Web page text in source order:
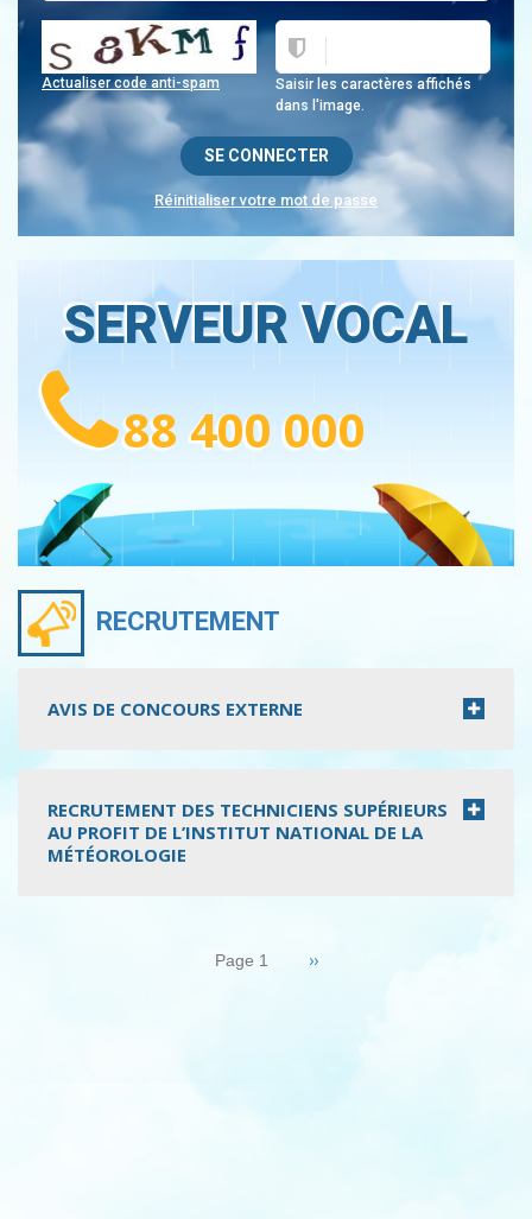
Saisir les caractères affichés
dans l'image.
Actualiser code anti-spam
Réinitialiser votre mot de passe
SERVEUR VOCAL
88 400 000
RECRUTEMENT
AVIS DE CONCOURS EXTERNE
RECRUTEMENT DES TECHNICIENS SUPÉRIEURS
AU PROFIT DE L’INSTITUT NATIONAL DE LA
MÉTÉOROLOGIE
Page 1 Page
››